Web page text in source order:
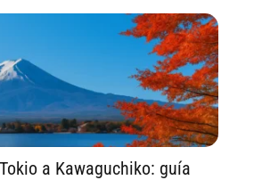
a Kawaguchiko: guía